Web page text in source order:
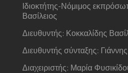
Ιδιοκτήτης-Νόμιμος
Βασίλειος
Διευθυντής: Κοκκαλίδης
Διευθυντής σύνταξης:
Διαχειριστής: Μαρία